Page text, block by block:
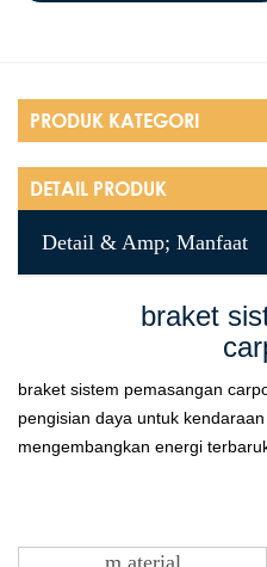
PRODUK KATEGORI
DETAIL PRODUK
Detail & Amp; Manfaat
braket
braket sistem pemasangan
pengisian daya untuk
mengembangkan energi